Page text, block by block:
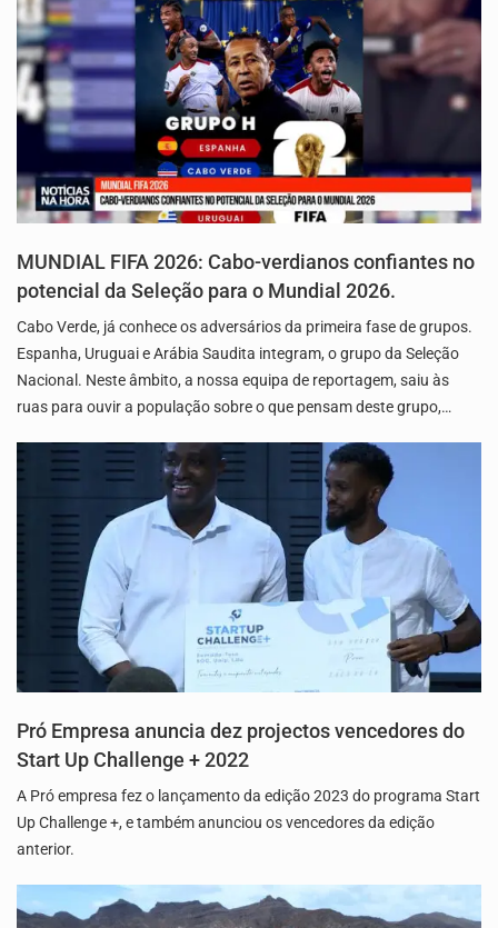
MUNDIAL FIFA 2026: Cabo-verdianos confiantes no
potencial da Seleção para o Mundial 2026.
Cabo Verde, já conhece os adversários da primeira fase de grupos.
Espanha, Uruguai e Arábia Saudita integram, o grupo da Seleção
Nacional. Neste âmbito, a nossa equipa de reportagem, saiu às
ruas para ouvir a população sobre o que pensam deste grupo,…
Pró Empresa anuncia dez projectos vencedores do
Start Up Challenge + 2022
A Pró empresa fez o lançamento da edição 2023 do programa Start
Up Challenge +, e também anunciou os vencedores da edição
anterior.